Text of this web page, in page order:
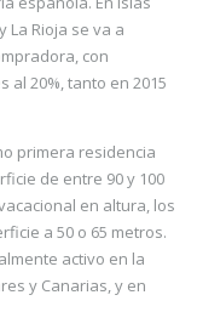
La Rioja se va a
con
20%, tanto en 2015
primera residencia
de entre 90 y 100
en altura, los
a 50 o 65 metros.
activo en la
y Canarias, y en